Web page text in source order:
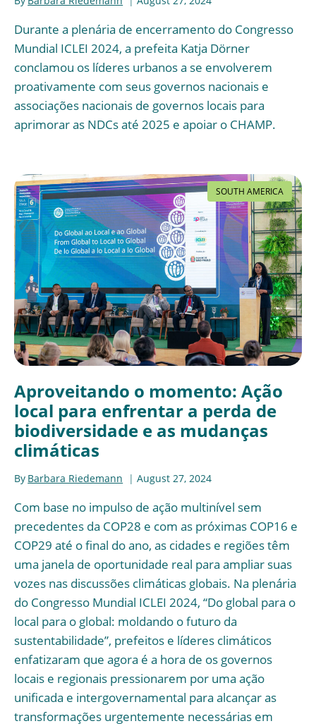
Durante a plenária de encerramento do Congresso
Mundial ICLEI 2024, a prefeita Katja Dörner
conclamou os líderes urbanos a se envolverem
proativamente com seus governos nacionais e
associações nacionais de governos locais para
aprimorar as NDCs até 2025 e apoiar o CHAMP.
SOUTH AMERICA
Aproveitando o momento: Ação
local para enfrentar a perda de
biodiversidade e as mudanças
climáticas
By Barbara Riedemann August 27, 2024
Com base no impulso de ação multinível sem
precedentes da COP28 e com as próximas COP16 e
COP29 até o final do ano, as cidades e regiões têm
uma janela de oportunidade real para ampliar suas
vozes nas discussões climáticas globais. Na plenária
do Congresso Mundial ICLEI 2024, “Do global para o
local para o global: moldando o futuro da
sustentabilidade”, prefeitos e líderes climáticos
enfatizaram que agora é a hora de os governos
locais e regionais pressionarem por uma ação
unificada e intergovernamental para alcançar as
transformações urgentemente necessárias em